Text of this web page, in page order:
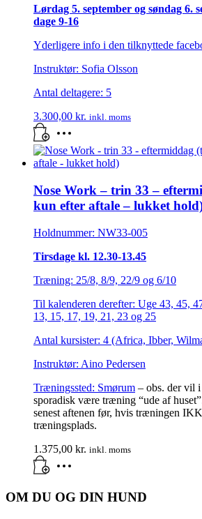
Lørdag 5. september og søndag 6.
dage 9-16
Yderligere info i den tilknyttede
Instruktør: Sofia Olsson
Antal deltagere: 5
3.300,00 kr. inkl. moms
Nose Work – trin 33 –
kun efter aftale – lukket
Holdnummer: NW33-005
Tirsdage kl. 12.30-13.45
Træning: 25/8, 8/9, 22/9 og 6/10
Til kalenderen derefter: Uge 43, 45,
13, 15, 17, 19, 21, 23 og 25
Antal kursister: 4 (Africa, Ibber,
Instruktør: Aino Pedersen
Træningssted: Smørum – obs. der vil i
sporadisk være træning “ude af
senest aftenen før, hvis træningen
træningsplads.
1.375,00 kr. inkl. moms
OM DU OG DIN HUND